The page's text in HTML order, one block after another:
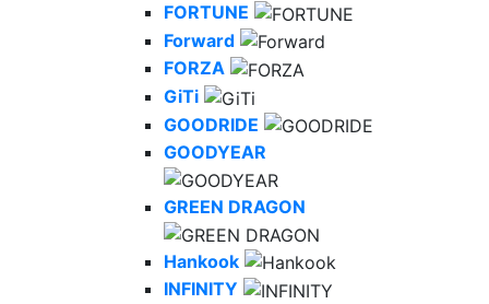
FORTUNE
Forward
FORZA
GiTi
GOODRIDE
GOODYEAR
GREEN DRAGON
Hankook
INFINITY